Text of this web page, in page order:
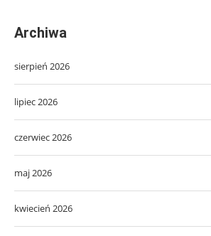
Archiwa
sierpień 2026
lipiec 2026
czerwiec 2026
maj 2026
kwiecień 2026